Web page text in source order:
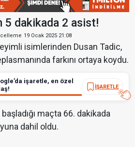
5 dakikada 2 asist!
19 Ocak 2025 21:08
isimlerinden Dusan Tadic,
farkını ortaya koydu.
işaretle, en özel
İŞARETLE
maçta 66. dakikada
dahil oldu.